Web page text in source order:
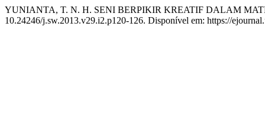
YUNIANTA, T. N. H. SENI BERPIKIR KREATIF DALAM
10.24246/j.sw.2013.v29.i2.p120-126. Disponível em: https://